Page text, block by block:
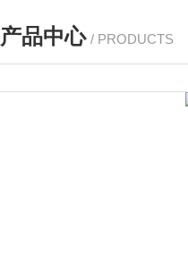
产品中心 / PRODUCTS